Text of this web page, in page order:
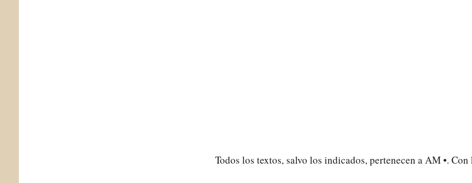
Todos los textos, salvo los indicados, pertenecen a AM •.